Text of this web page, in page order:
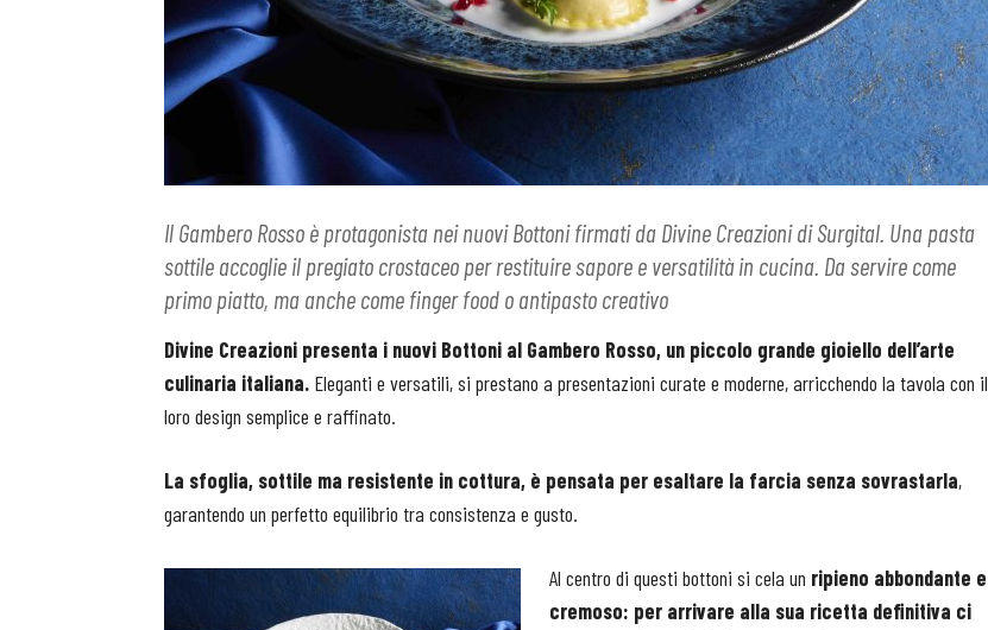
Il Gambero Rosso è protagonista nei nuovi Bottoni firmati da Divine Creazioni di Surgital. Una pasta
sottile accoglie il pregiato crostaceo per restituire sapore e versatilità in cucina. Da servire come
primo piatto, ma anche come finger food o antipasto creativo
Divine Creazioni presenta i nuovi Bottoni al Gambero Rosso, un piccolo grande gioiello dell’arte
culinaria italiana. Eleganti e versatili, si prestano a presentazioni curate e moderne, arricchendo la tavola con il
loro design semplice e raffinato.
La sfoglia, sottile ma resistente in cottura, è pensata per esaltare la farcia senza sovrastarla,
garantendo un perfetto equilibrio tra consistenza e gusto.
Al centro di questi bottoni si cela un ripieno abbondante e
cremoso: per arrivare alla sua ricetta definitiva ci